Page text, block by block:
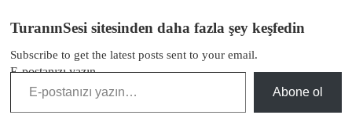
TuranınSesi sitesinden daha fazla şey keşfedin
Subscribe to get the latest posts sent to your email.
E-postanızı yazın…
Abone ol